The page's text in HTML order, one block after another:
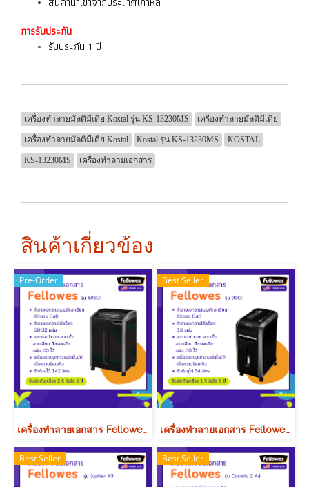
การรับประกัน
รับประกัน 1 ปี
เครื่องทำลายมัลติมีเดีย Kostal รุ่น KS-13230MS เครื่องทำลายมัลติมีเดีย
เครื่องทำลายมัลติมีเดีย Kostal Kostal รุ่น KS-13230MS KOSTAL
KS-13230MS เครื่องทำลายเอกสาร
สินค้าเกี่ยวข้อง
Pre-Order
เครื่องทำลายเอกสาร Fellowes รุ่น 485Ci
Best Seller
เครื่องทำลายเอกสาร Fellowes รุ่น 99Ci
Best Seller Best Seller